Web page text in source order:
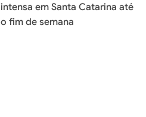
intensa em Santa Catarina até
o fim de semana